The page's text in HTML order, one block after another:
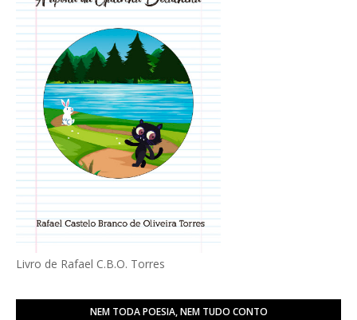
Livro de Rafael C.B.O. Torres
NEM TODA POESIA, NEM TUDO CONTO